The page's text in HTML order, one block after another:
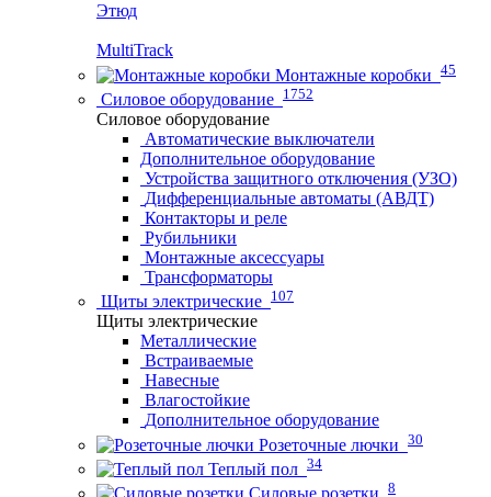
Этюд
MultiTrack
Монтажные коробки 45
Силовое оборудование 1752
Силовое оборудование
Автоматические выключатели
Дополнительное оборудование
Устройства защитного отключения (УЗО)
Дифференциальные автоматы (АВДТ)
Контакторы и реле
Рубильники
Монтажные аксессуары
Трансформаторы
Щиты электрические 107
Щиты электрические
Металлические
Встраиваемые
Навесные
Влагостойкие
Дополнительное оборудование
Розеточные лючки 30
Теплый пол 34
8